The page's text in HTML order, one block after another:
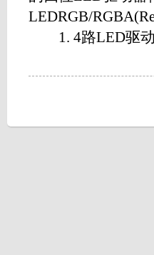
LEDRGB/
1. 4路LED驱动